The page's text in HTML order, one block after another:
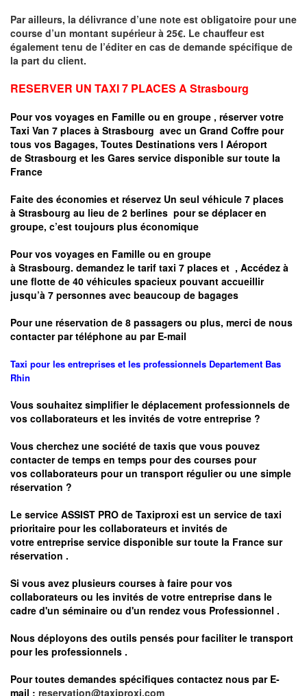
Par ailleurs, la délivrance d’une note est obligatoire pour une
course d’un montant supérieur à 25€. Le chauffeur est
également tenu de l’éditer en cas de demande spécifique de
la part du client.
RESERVER UN TAXI 7 PLACES A Strasbourg
Pour vos voyages en Famille ou en groupe , réserver votre
Taxi Van 7 places à Strasbourg avec un Grand Coffre pour
tous vos Bagages, Toutes Destinations vers l Aéroport
de Strasbourg et les Gares service disponible sur toute la
France
Faite des économies et réservez Un seul véhicule 7 places
à Strasbourg au lieu de 2 berlines pour se déplacer en
groupe, c’est toujours plus économique
Pour vos voyages en Famille ou en groupe
à Strasbourg. demandez le tarif taxi 7 places et , Accédez à
une flotte de 40 véhicules spacieux pouvant accueillir
jusqu’à 7 personnes avec beaucoup de bagages
Pour une réservation de 8 passagers ou plus, merci de nous
contacter par téléphone au par E-mail
Taxi pour les entreprises et les professionnels Departement Bas
Rhin
Vous souhaitez simplifier le déplacement professionnels de
vos collaborateurs et les invités de votre entreprise ?
Vous cherchez une société de taxis que vous pouvez
contacter de temps en temps pour des courses pour
vos collaborateurs pour un transport régulierou une simple
réservation ?
Le service ASSIST PRO de Taxiproxi est un service de taxi
prioritaire pour les collaborateurs et invités de
votre entreprise service disponible sur toute la France sur
réservation .
Si vous avez plusieurs courses à faire pour vos
collaborateurs ou les invités de votre entreprise dans le
cadre d'un séminaire ou d'un rendez vous Professionnel .
Nous déployons des outils pensés pour faciliter le transport
pour les professionnels .
Pour toutes demandes spécifiques contactez nous par E-
mail : reservation@taxiproxi.com